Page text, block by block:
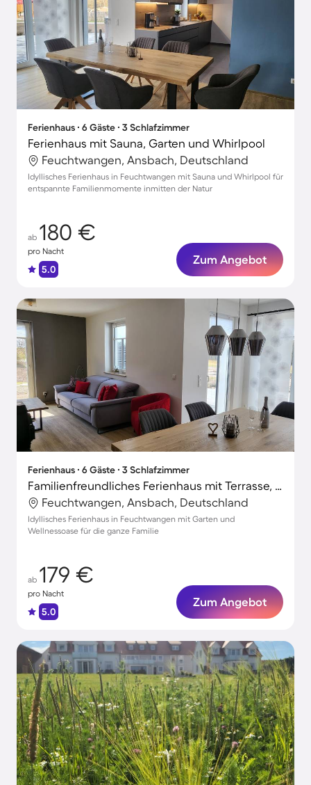
Ferienhaus ∙ 6 Gäste ∙ 3 Schlafzimmer
Ferienhaus mit Sauna, Garten und Whirlpool
Feuchtwangen, Ansbach, Deutschland
Idyllisches Ferienhaus in Feuchtwangen mit Sauna und Whirlpool für
entspannte Familienmomente inmitten der Natur
ab 180 €
pro Nacht
5.0
Zum Angebot
Ferienhaus ∙ 6 Gäste ∙ 3 Schlafzimmer
Familienfreundliches Ferienhaus mit Terrasse, privatem Pool und Garten | Haustierfreundlich
Feuchtwangen, Ansbach, Deutschland
Idyllisches Ferienhaus in Feuchtwangen mit Garten und
Wellnessoase für die ganze Familie
ab 179 €
pro Nacht
5.0
Zum Angebot